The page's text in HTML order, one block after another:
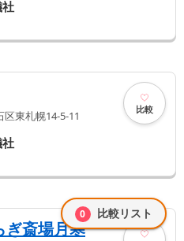
区東札幌14-5-11 比較
ぎ斎場月寒
0 比較リスト